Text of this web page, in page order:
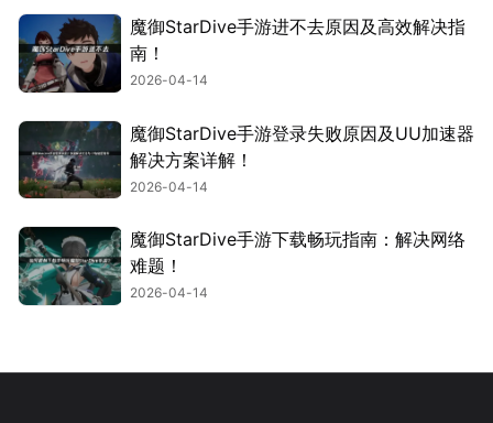
魔御StarDive手游进不去原因及高效解决指
南！
2026-04-14
魔御StarDive手游登录失败原因及UU加速器
解决方案详解！
2026-04-14
魔御StarDive手游下载畅玩指南：解决网络
难题！
2026-04-14